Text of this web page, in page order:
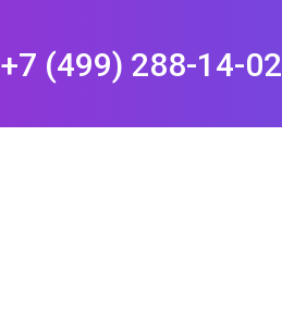
+7 (499) 288-14-02